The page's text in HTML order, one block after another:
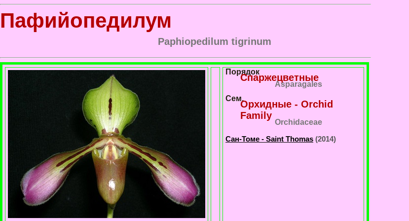
Пафийопедилум
Paphiopedilum tigrinum
Порядок
Спаржецветные
Asparagales
Сем.
Орхидные - Orchid
Family
Orchidaceae
Сан-Томе - Saint Thomas (2014)